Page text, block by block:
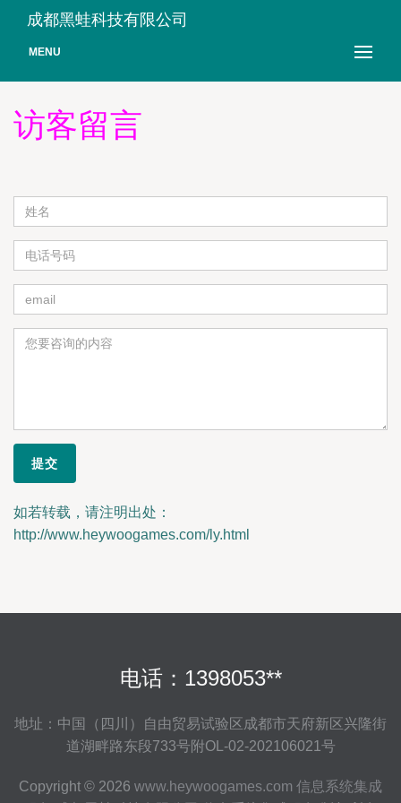
成都黑蛙科技有限公司
MENU
访客留言
如若转载，请注明出处：
http://www.heywoogames.com/ly.html
电话：1398053**
地址：中国（四川）自由贸易试验区成都市天府新区兴隆街
道湖畔路东段733号附OL-02-202106021号
Copyright © 2026 www.heywoogames.com 信息系统集成